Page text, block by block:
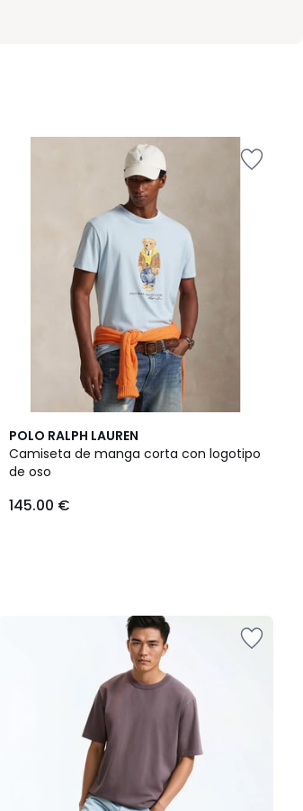
POLO RALPH LAUREN
Camiseta de manga corta con logotipo
de oso
145.00 €